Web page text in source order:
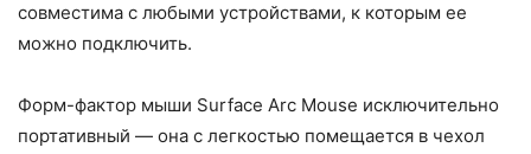
совместима с любыми устройствами, к которым ее
можно подключить.
Форм-фактор мыши Surface Arc Mouse исключительно
портативный — она с легкостью помещается в чехол